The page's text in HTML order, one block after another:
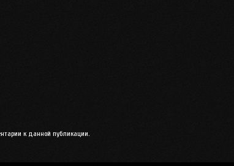
к данной публикации.